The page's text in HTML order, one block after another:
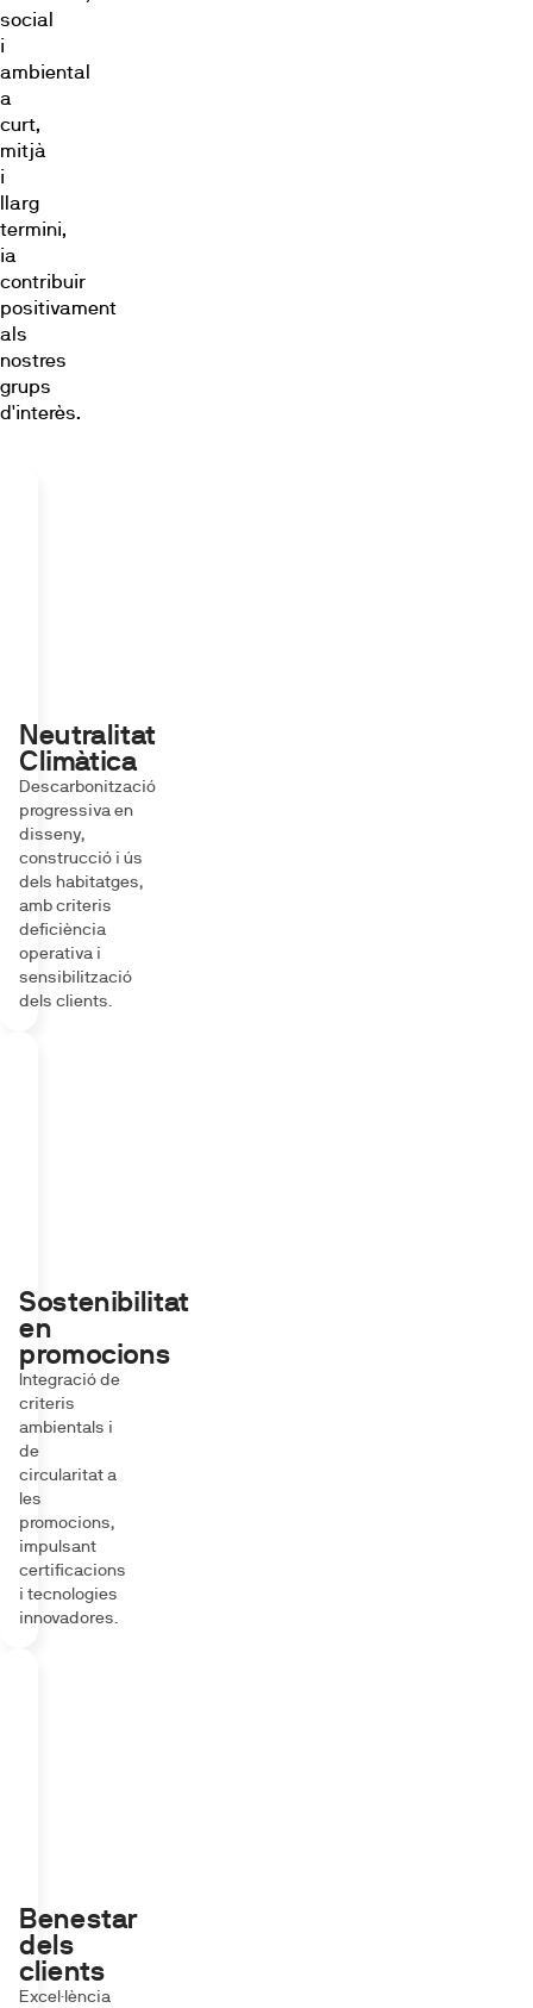
social
i
ambiental
a
curt,
mitjà
i
llarg
termini,
ia
contribuir
positivament
als
nostres
grups
d'interès.
Neutralitat
Climàtica
Descarbonització
progressiva en
disseny,
construcció i ús
dels habitatges,
amb criteris
deficiència
operativa i
sensibilització
dels clients.
Sostenibilitat
en
promocions
Integració de
criteris
ambientals i
de
circularitat a
les
promocions,
impulsant
certificacions
i tecnologies
innovadores.
Benestar
dels
clients
Excel·lència